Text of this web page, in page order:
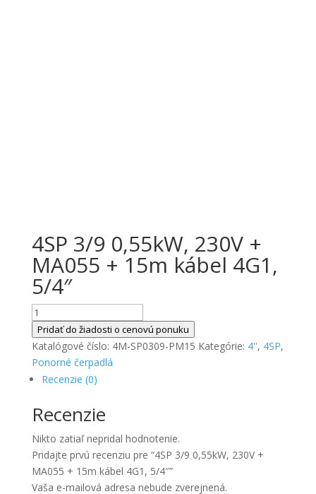
4SP 3/9 0,55kW, 230V +
MA055 + 15m kábel 4G1,
5/4″
množstvo
4SP
3/9
0,55kW,
230V
MA055
+
15m
kábel
4G1,
5/4"
Pridať do žiadosti o cenovú ponuku
Katalógové číslo: 4M-SP0309-PM15 Kategórie: 4'', 4SP,
Ponorné čerpadlá
Recenzie (0)
Recenzie
Nikto zatiaľ nepridal hodnotenie.
Pridajte prvú recenziu pre “4SP 3/9 0,55kW, 230V +
MA055 + 15m kábel 4G1, 5/4″”
Vaša e-mailová adresa nebude zverejnená.